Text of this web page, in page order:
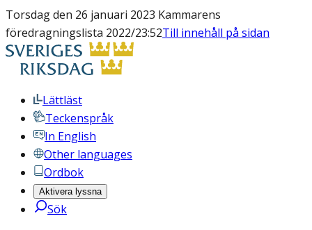
Torsdag den 26 januari 2023 Kammarens
föredragningslista 2022/23:52Till innehåll på sidan
Lättläst
Teckenspråk
In English
Other languages
Ordbok
Aktivera lyssna
Sök